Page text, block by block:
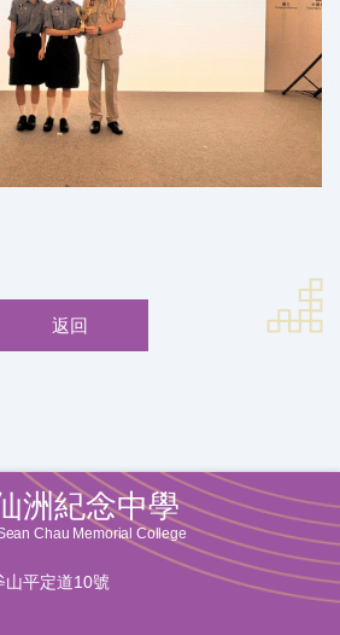
返回
洲紀念中學
Chau Memorial College
山平定道10號